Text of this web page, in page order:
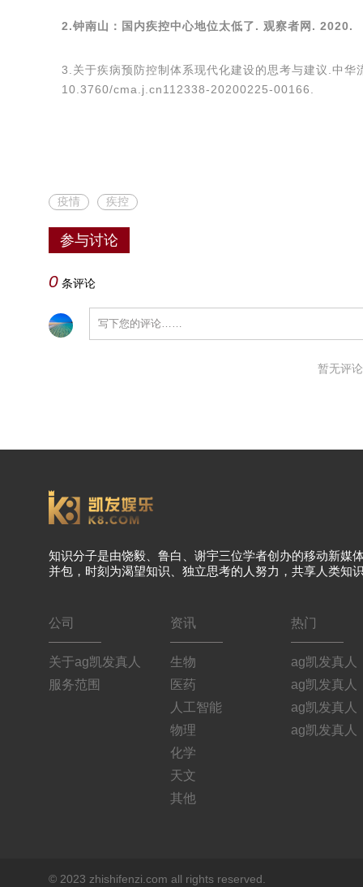
2.钟南山：国内疾控中心地位太低了. 观察者网. 2020.
3. 关于疾病预防控制体系现代化建设的思考与建议 .中华
10.3760/cma.j.cn112338-20200225-00166.
疫情 疾控
参与讨论
0 条评论
暂无评
知识分子是由饶毅、鲁白、谢宇三位学者创办的移动新媒
并包，时刻为渴望知识、独立思考的人努力，共享人类知
公司
关于ag凯发真人
服务范围
资讯
生物
医药
人工智能
物理
化学
天文
其他
热门
ag凯发真人
ag凯发真人
ag凯发真人
ag凯发真人
© 2023 zhishifenzi.com all rights reserved.